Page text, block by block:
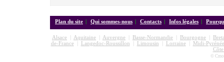
Plan du site | Qui sommes-nous | Contacts | Infos légales |
Alsace Aquitaine Auvergne Basse-Normandie Bourgogne
de-France| Langedoc-Roussillon Limousin Lorraine|
Midi-
©